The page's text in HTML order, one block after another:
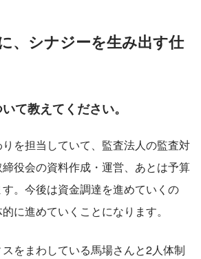
、シナジーを生み出す仕
て教えてください。
を担当していて、監査法人の監査対
役会の資料作成・運営、あとは予算
。今後は資金調達を進めていくの
に進めていくことになります。
をまわしている馬場さんと2人体制